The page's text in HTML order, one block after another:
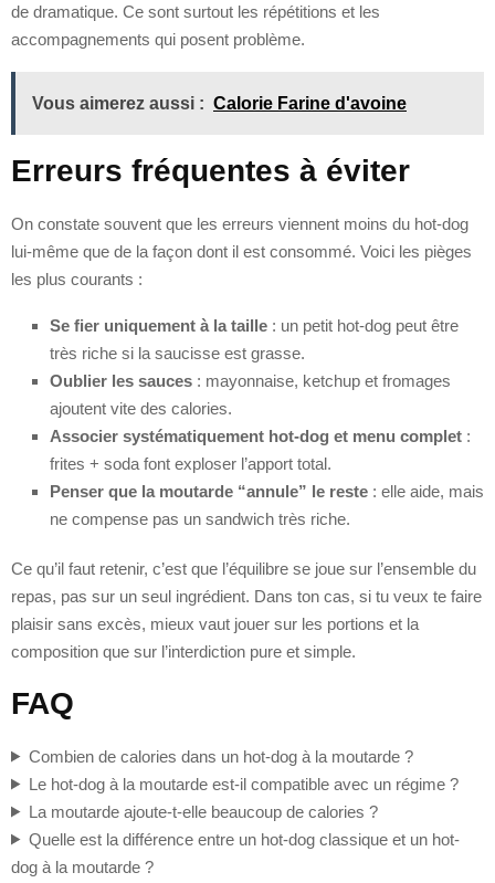
de dramatique. Ce sont surtout les répétitions et les
accompagnements qui posent problème.
Vous aimerez aussi : Calorie Farine d'avoine
Erreurs fréquentes à éviter
On constate souvent que les erreurs viennent moins du hot-dog
lui-même que de la façon dont il est consommé. Voici les pièges
les plus courants :
Se fier uniquement à la taille : un petit hot-dog peut être
très riche si la saucisse est grasse.
Oublier les sauces : mayonnaise, ketchup et fromages
ajoutent vite des calories.
Associer systématiquement hot-dog et menu complet :
frites + soda font exploser l’apport total.
Penser que la moutarde “annule” le reste : elle aide, mais
ne compense pas un sandwich très riche.
Ce qu’il faut retenir, c’est que l’équilibre se joue sur l’ensemble du
repas, pas sur un seul ingrédient. Dans ton cas, si tu veux te faire
plaisir sans excès, mieux vaut jouer sur les portions et la
composition que sur l’interdiction pure et simple.
FAQ
Combien de calories dans un hot-dog à la moutarde ?
Le hot-dog à la moutarde est-il compatible avec un régime ?
La moutarde ajoute-t-elle beaucoup de calories ?
Quelle est la différence entre un hot-dog classique et un hot-
dog à la moutarde ?